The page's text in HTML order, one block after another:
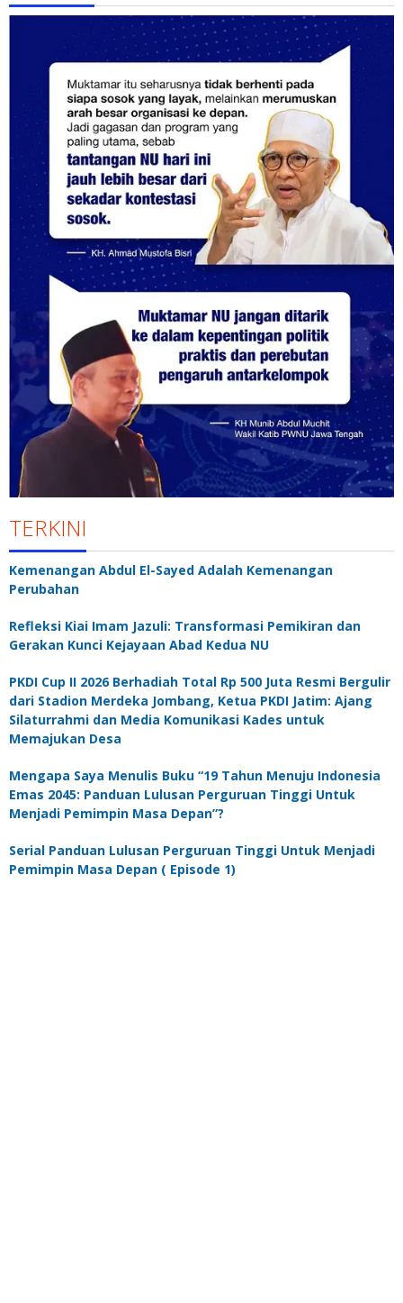
TERKINI
Kemenangan Abdul El-Sayed Adalah Kemenangan
Perubahan
Refleksi Kiai Imam Jazuli: Transformasi Pemikiran dan
Gerakan Kunci Kejayaan Abad Kedua NU
PKDI Cup II 2026 Berhadiah Total Rp 500 Juta Resmi Bergulir
dari Stadion Merdeka Jombang, Ketua PKDI Jatim: Ajang
Silaturrahmi dan Media Komunikasi Kades untuk
Memajukan Desa
Mengapa Saya Menulis Buku “19 Tahun Menuju Indonesia
Emas 2045: Panduan Lulusan Perguruan Tinggi Untuk
Menjadi Pemimpin Masa Depan”?
Serial Panduan Lulusan Perguruan Tinggi Untuk Menjadi
Pemimpin Masa Depan ( Episode 1)